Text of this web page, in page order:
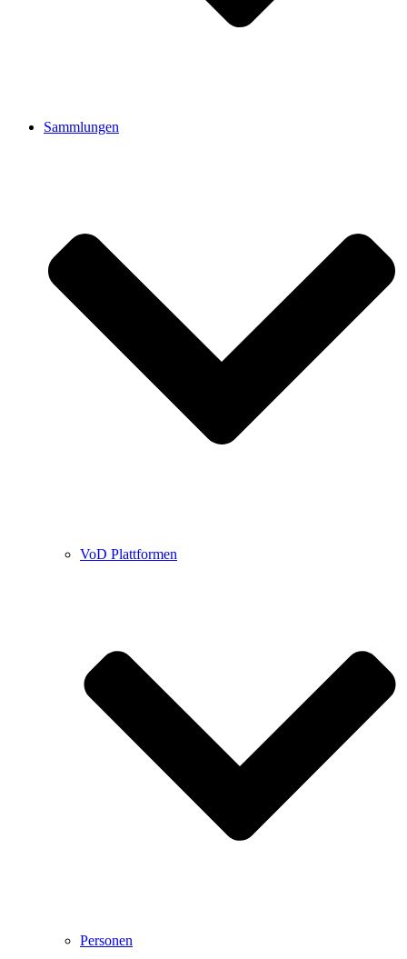
Sammlungen
VoD Plattformen
Personen